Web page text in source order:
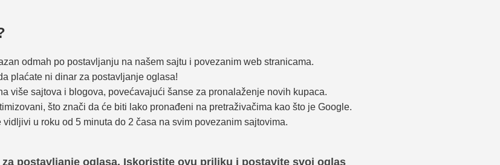
odmah po postavljanju na našem sajtu i povezanim web stranicama.
plaćate ni dinar za postavljanje oglasa!
više sajtova i blogova, povećavajući šanse za pronalaženje novih kupaca.
što znači da će biti lako pronađeni na pretraživačima kao što je Google.
u roku od 5 minuta do 2 časa na svim povezanim sajtovima.
postavljanje oglasa. Iskoristite ovu priliku i postavite svoj oglas